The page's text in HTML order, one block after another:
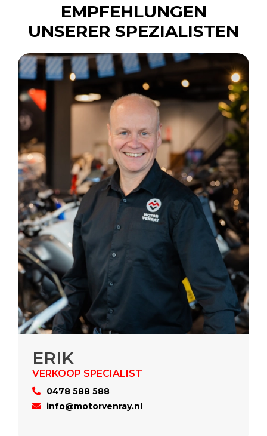
EMPFEHLUNGEN
UNSERER SPEZIALISTEN
ERIK
0478 588 588
info@motorvenray.nl